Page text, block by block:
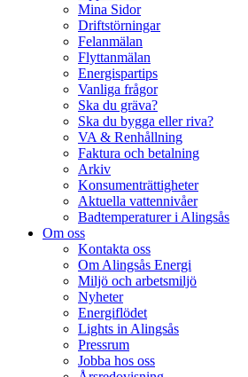
Mina Sidor
Driftstörningar
Felanmälan
Flyttanmälan
Energispartips
Vanliga frågor
Ska du gräva?
Ska du bygga eller riva?
VA & Renhållning
Faktura och betalning
Arkiv
Konsumenträttigheter
Aktuella vattennivåer
Badtemperaturer i Alingsås
Om oss
Kontakta oss
Om Alingsås Energi
Miljö och arbetsmiljö
Nyheter
Energiflödet
Lights in Alingsås
Pressrum
Jobba hos oss